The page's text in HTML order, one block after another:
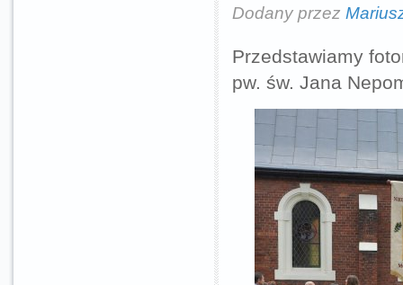
Dodany przez
Przedstawiamy
pw. św. Jana